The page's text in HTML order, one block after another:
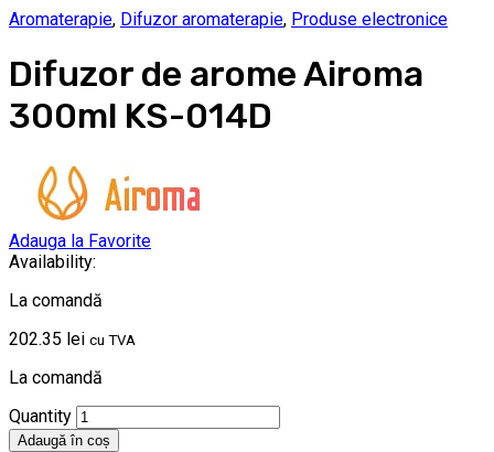
Aromaterapie, Difuzor aromaterapie, Produse electronice
Difuzor de arome Airoma
300ml KS-014D
Adauga la Favorite
Availability:
La comandă
202.35 lei cu TVA
La comandă
Quantity
Adaugă în coș